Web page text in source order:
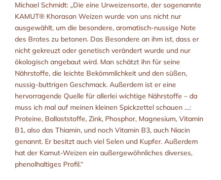
Michael Schmidt: „Die eine Urweizensorte, der sogenannte
KAMUT® Khorasan Weizen wurde von uns nicht nur
ausgewählt, um die besondere, aromatisch-nussige Note
des Brotes zu betonen. Das Besondere an ihm ist, dass er
nicht gekreuzt oder genetisch verändert wurde und nur
ökologisch angebaut wird. Man schätzt ihn für seine
Nährstoffe, die leichte Bekömmlichkeit und den süßen,
nussig-buttrigen Geschmack. Außerdem ist er eine
hervorragende Quelle für allerlei wichtige Nährstoffe – da
muss ich mal auf meinen kleinen Spickzettel schauen …:
Proteine, Ballaststoffe, Zink, Phosphor, Magnesium, Vitamin
B1, also das Thiamin, und noch Vitamin B3, auch Niacin
genannt. Er besitzt auch viel Selen und Kupfer. Außerdem
hat der Kamut-Weizen ein außergewöhnliches diverses,
phenolhaltiges Profil.“